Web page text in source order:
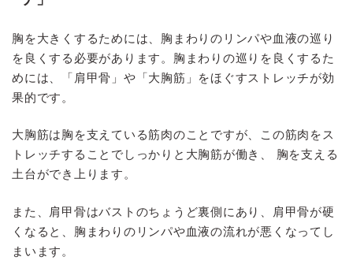
胸を大きくするためには、胸まわりのリンパや血液の巡り
を良くする必要があります。胸まわりの巡りを良くするた
めには、「肩甲骨」や「大胸筋」をほぐすストレッチが効
果的です。
大胸筋は胸を支えている筋肉のことですが、この筋肉をス
トレッチすることでしっかりと大胸筋が働き、 胸を支える
土台ができ上ります。
また、肩甲骨はバストのちょうど裏側にあり、肩甲骨が硬
くなると、胸まわりのリンパや血液の流れが悪くなってし
まいます。